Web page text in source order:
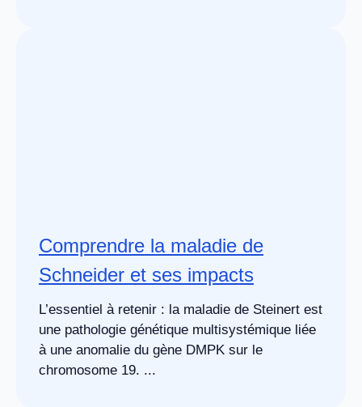
Comprendre la maladie de
Schneider et ses impacts
L’essentiel à retenir : la maladie de Steinert est
une pathologie génétique multisystémique liée
à une anomalie du gène DMPK sur le
chromosome 19. ...